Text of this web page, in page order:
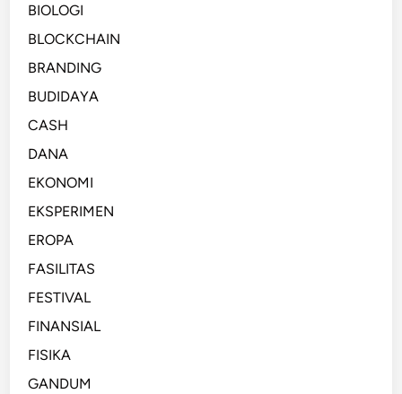
BIOLOGI
BLOCKCHAIN
BRANDING
BUDIDAYA
CASH
DANA
EKONOMI
EKSPERIMEN
EROPA
FASILITAS
FESTIVAL
FINANSIAL
FISIKA
GANDUM